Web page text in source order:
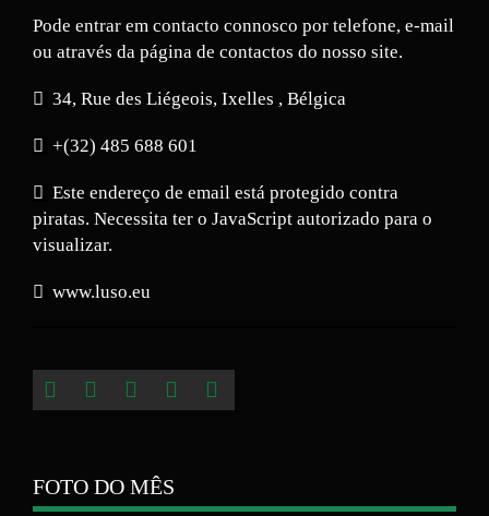
Pode entrar em contacto connosco por telefone, e-mail
ou através da página de contactos do nosso site.
34, Rue des Liégeois, Ixelles , Bélgica
+(32) 485 688 601
Este endereço de email está protegido contra
piratas. Necessita ter o JavaScript autorizado para o
visualizar.
www.luso.eu
FOTO DO MÊS